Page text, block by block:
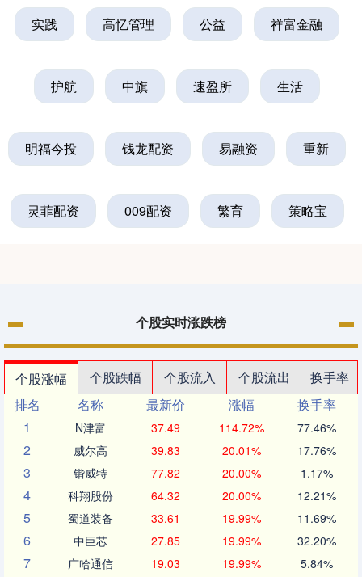
实践 高忆管理 公益 祥富金融
护航 中旗 速盈所 生活
明福今投 钱龙配资 易融资 重新
灵菲配资 009配资 繁育 策略宝
个股实时涨跌榜
个股涨幅 个股跌幅 个股流入 个股流出
换手率
排名
名称 最新价 涨幅
换手率
1
N津富 37.49 114.72% 77.46%
2 威尔高 39.83 20.01% 17.76%
3 锴威特 77.82 20.00% 1.17%
4 科翔股份 64.32 20.00% 12.21%
5 蜀道装备 33.61 19.99% 11.69%
6 中巨芯 27.85 19.99% 32.20%
7 广哈通信 19.03 19.99% 5.84%